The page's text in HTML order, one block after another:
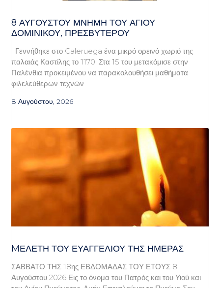
8 ΑΥΓΟΥΣΤΟΥ ΜΝΗΜΗ ΤΟΥ ΑΓΙΟΥ
ΔΟΜΙΝΙΚΟΥ, ΠΡΕΣΒΥΤΕΡΟΥ
Γεννήθηκε στο Caleruega ένα μικρό ορεινό χωριό της
παλαιάς Καστίλης το 1170. Στα 15 του μετακόμισε στην
Παλένθια προκειμένου να παρακολουθήσει μαθήματα
φιλελεύθερων τεχνών
8 Αυγούστου, 2026
MΕΛΈΤΗ ΤΟΥ ΕΥΑΓΓΕΛΊΟΥ ΤΗΣ ΗΜΈΡΑΣ
ΣΑΒΒΑΤΟ ΤΗΣ 18ης ΕΒΔΟΜΑΔΑΣ ΤΟΥ ΕΤΟΥΣ 8
Αυγούστου 2026 Εις το όνομα του Πατρός και του Υιού και